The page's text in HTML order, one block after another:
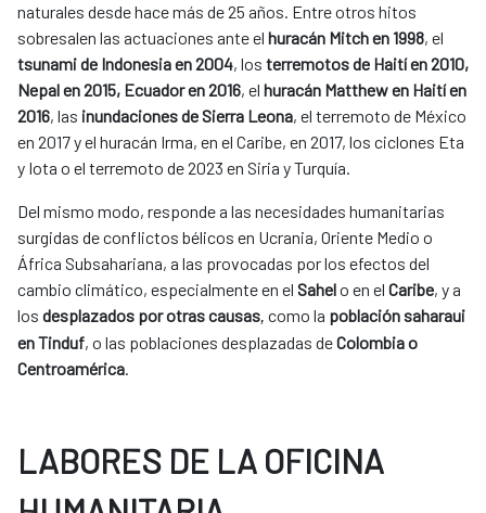
naturales desde hace más de 25 años. Entre otros hitos
sobresalen las actuaciones ante el huracán Mitch en 1998, el
tsunami de Indonesia en 2004, los terremotos de Haití en 2010,
Nepal en 2015, Ecuador en 2016, el huracán Matthew en Haití en
2016, las inundaciones de Sierra Leona, el terremoto de México
en 2017 y el huracán Irma, en el Caribe, en 2017, los ciclones Eta
y Iota o el terremoto de 2023 en Siria y Turquía.
Del mismo modo, responde a las necesidades humanitarias
surgidas de conflictos bélicos en Ucrania, Oriente Medio o
África Subsahariana, a las provocadas por los efectos del
cambio climático, especialmente en el Sahelo en el Caribe, y a
los desplazados por otras causas, como la población saharaui
en Tinduf, o las poblaciones desplazadas deColombia o
Centroamérica.
LABORES DE LA OFICINA